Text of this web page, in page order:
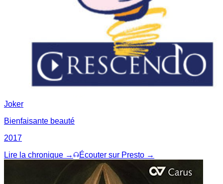
Joker
Bienfaisante beauté
2017
Lire la chronique →
Écouter sur Presto →